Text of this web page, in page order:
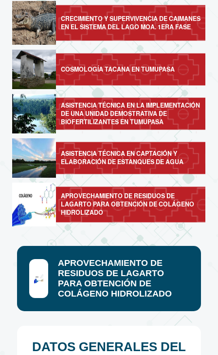
CRECIMIENTO Y SUPERVIVENCIA DE CAIMANES
EN EL SISTEMA DEL LAGO MOA. 1ERA FASE
COSMOLOGÍA TACANA EN TUMUPASA
ASISTENCIA TÉCNICA EN LA IMPLEMENTACIÓN
DE UNA UNIDAD DEMOSTRATIVA DE
BIOFERTILIZANTES EN TUMUPASA
ASISTENCIA TÉCNICA EN CAPTACIÓN Y
ELABORACIÓN DE ESTANQUES DE AGUA
APROVECHAMIENTO DE RESIDUOS DE
LAGARTO PARA OBTENCIÓN DE COLÁGENO
HIDROLIZADO
APROVECHAMIENTO DE
RESIDUOS DE LAGARTO
PARA OBTENCIÓN DE
COLÁGENO HIDROLIZADO
DATOS GENERALES DEL